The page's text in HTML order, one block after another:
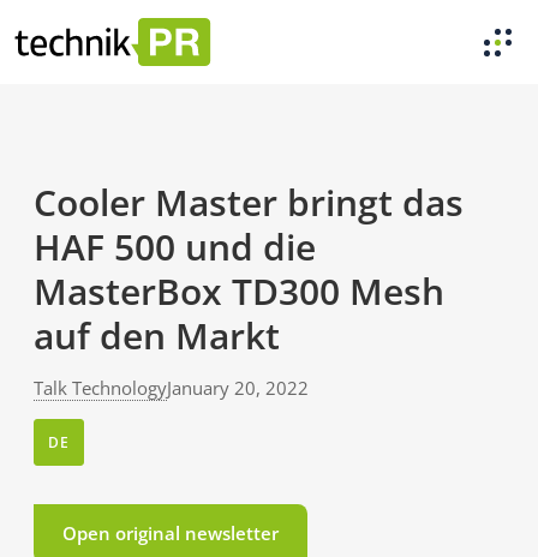
Cooler Master bringt das
HAF 500 und die
MasterBox TD300 Mesh
auf den Markt
Talk TechnologyJanuary 20, 2022
DE
Open original newsletter